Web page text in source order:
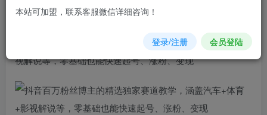
您当前未登录！建议登陆后购买，可保存购买订单
教学，涵盖汽车+体育+影
视解说等，零基础也能快速起号、涨粉、变现
本站可加盟，联系客服微信详细咨询！
登录/注册 会员登陆